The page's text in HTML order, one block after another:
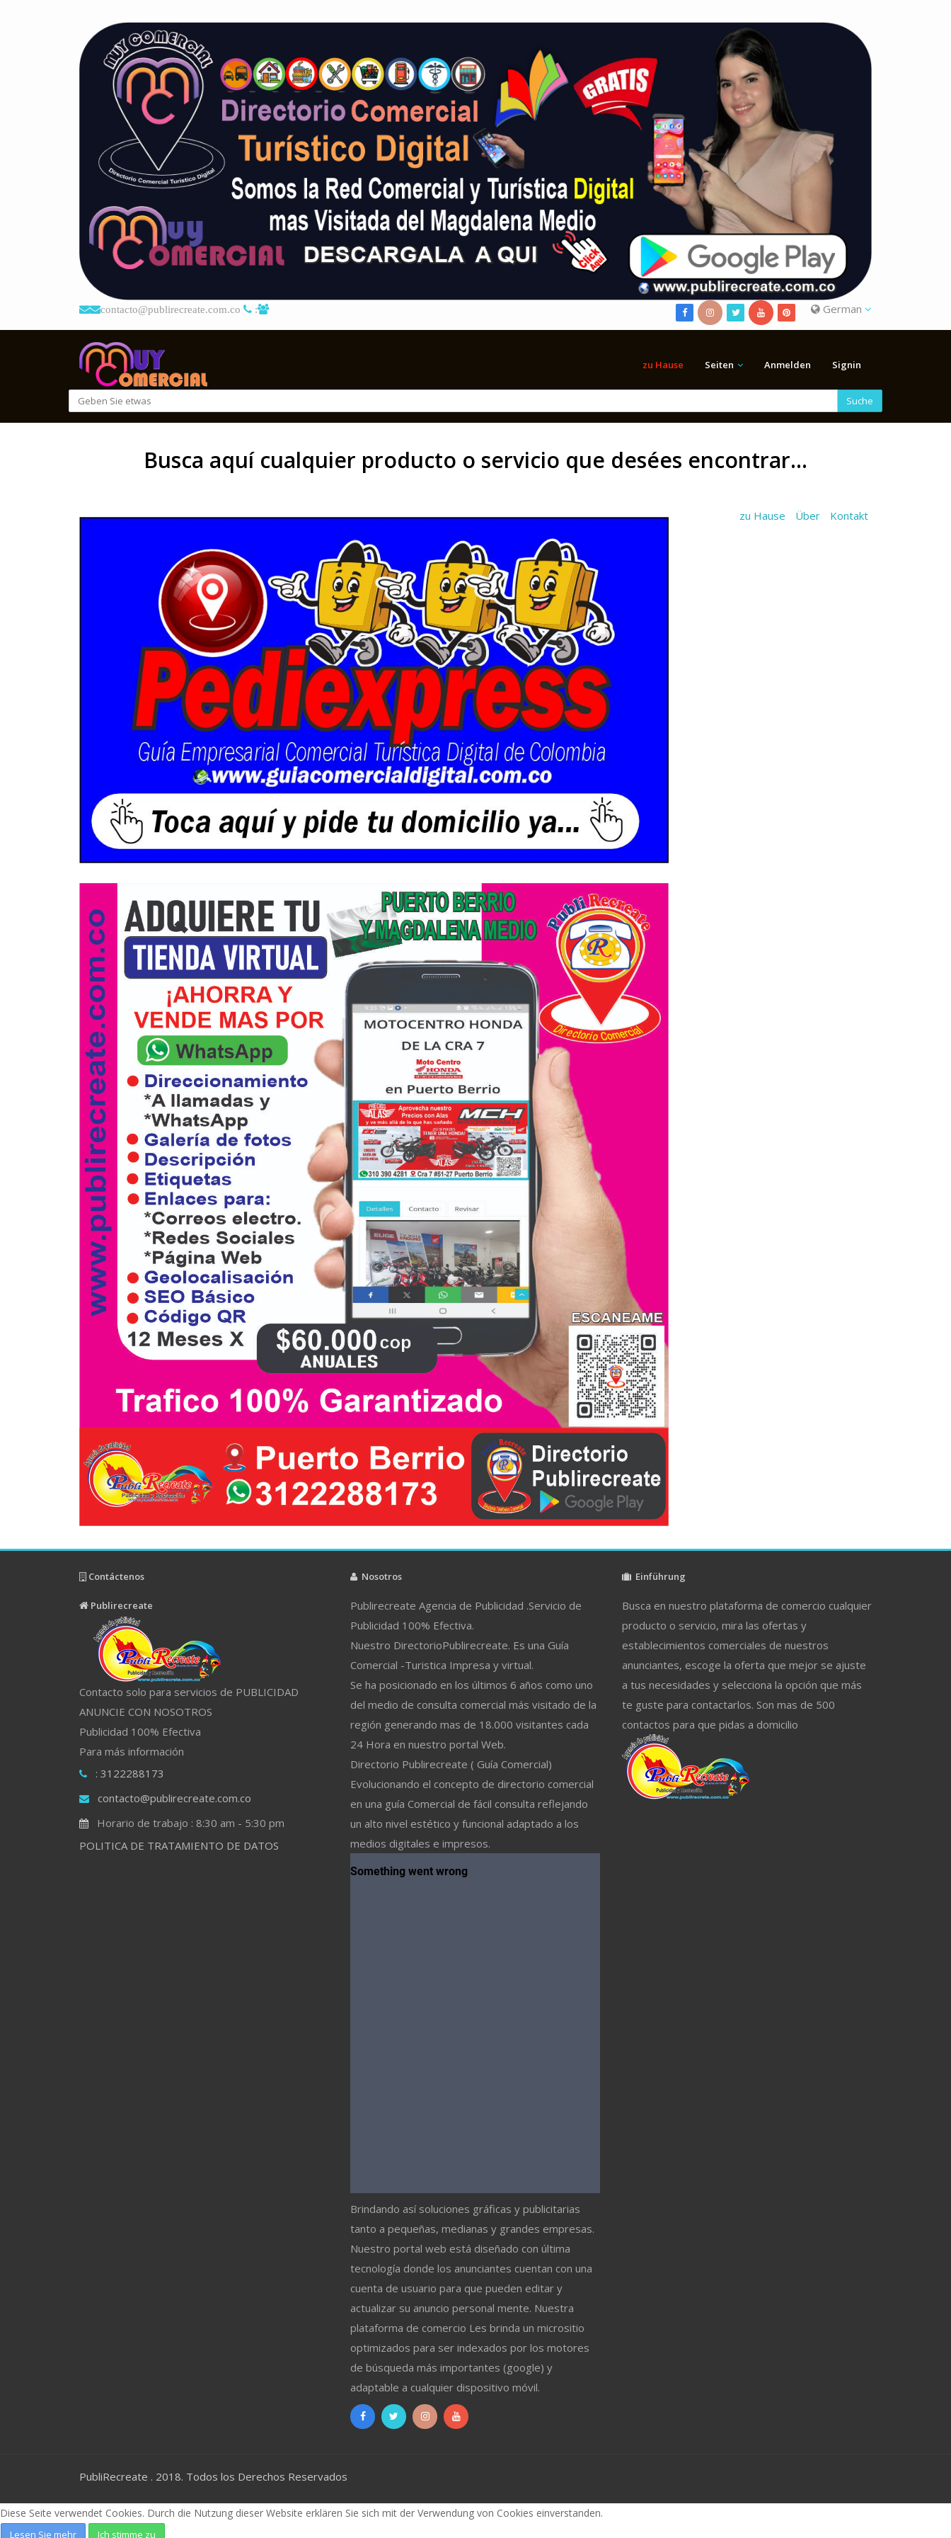
contacto@publirecreate.com.co : German
zu Hause Seiten Anmelden Signin
Suche
Busca aquí cualquier producto o servicio que desées encontrar...
zu Hause Über Kontakt
Contáctenos
Publirecreate
Contacto solo para servicios de PUBLICIDAD
ANUNCIE CON NOSOTROS
Publicidad 100% Efectiva
Para más información
: 3122288173
contacto@publirecreate.com.co
Horario de trabajo : 8:30 am - 5:30 pm
POLITICA DE TRATAMIENTO DE DATOS
Nosotros
Publirecreate Agencia de Publicidad .Servicio de
Publicidad 100% Efectiva.
Nuestro DirectorioPublirecreate. Es una Guía
Comercial -Turistica Impresa y virtual.
Se ha posicionado en los últimos 6 años como uno
del medio de consulta comercial más visitado de la
región generando mas de 18.000 visitantes cada
24 Hora en nuestro portal Web.
Directorio Publirecreate ( Guía Comercial)
Evolucionando el concepto de directorio comercial
en una guía Comercial de fácil consulta reflejando
un alto nivel estético y funcional adaptado a los
medios digitales e impresos.
Brindando así soluciones gráficas y publicitarias
tanto a pequeñas, medianas y grandes empresas.
Nuestro portal web está diseñado con última
tecnología donde los anunciantes cuentan con una
cuenta de usuario para que pueden editar y
actualizar su anuncio personal mente. Nuestra
plataforma de comercio Les brinda un micrositio
optimizados para ser indexados por los motores
de búsqueda más importantes (google) y
adaptable a cualquier dispositivo móvil.
Einführung
Busca en nuestro plataforma de comercio cualquier
producto o servicio, mira las ofertas y
establecimientos comerciales de nuestros
anunciantes, escoge la oferta que mejor se ajuste
a tus necesidades y selecciona la opción que más
te guste para contactarlos. Son mas de 500
contactos para que pidas a domicilio
PubliRecreate . 2018. Todos los Derechos Reservados
Diese Seite verwendet Cookies. Durch die Nutzung dieser Website erklären Sie sich mit der Verwendung von Cookies einverstanden.
Lesen Sie mehr Ich stimme zu